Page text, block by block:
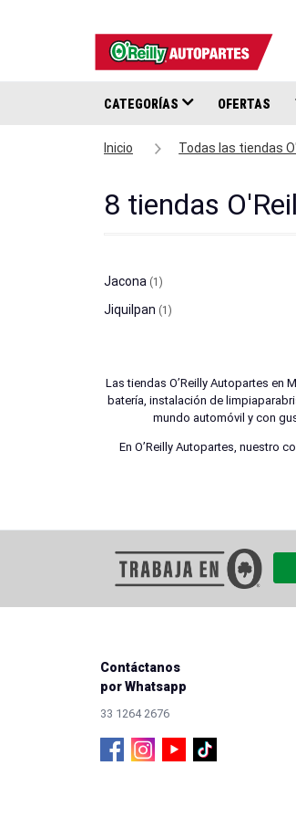
CATEGORÍAS OFERTAS
Inicio Todas las tiendas
8 tiendas
Jacona (1)
Jiquilpan (1)
Las tiendas O’Reilly Autopartes
batería, instalación de
mundo automóvil y con
En O’Reilly Autopartes, nuestro
Contáctanos
por Whatsapp
33 1264 2676